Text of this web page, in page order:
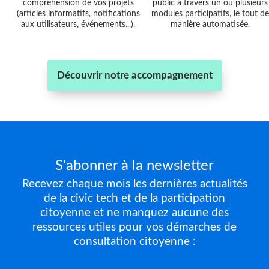
compréhension de vos projets
(articles informatifs, notifications
aux utilisateurs, événements...).
public à travers un ou plusieurs
modules participatifs, le tout de
manière automatisée.
Découvrir notre accompagnement
S'abonner à la newsletter
Recevez chaque mois les dernières actualités
de la civic tech et de la participation
citoyenne et ne manquez aucune des
ressources utiles pour vos démarches de
consultation citoyenne :